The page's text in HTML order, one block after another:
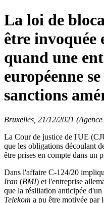
La loi de
être invoquée
quand une
européenne
sanctions
Bruxelles, 21/12/2021
La Cour de justice de l'UE
que les obligations découlant
être prises en compte dans un
Dans l'affaire C-124/20
Iran (BMI) et l'entreprise
que la résiliation anticipée
Telekom a pu être motivée par